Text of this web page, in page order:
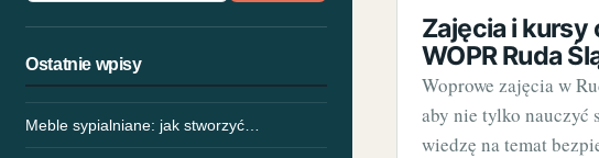
Ostatnie wpisy
Meble sypialniane: jak stworzyć…
Zajęcia i
WOPR Ruda
Woprowe zajęcia w
aby nie tylko nauczyć
wiedzę na temat